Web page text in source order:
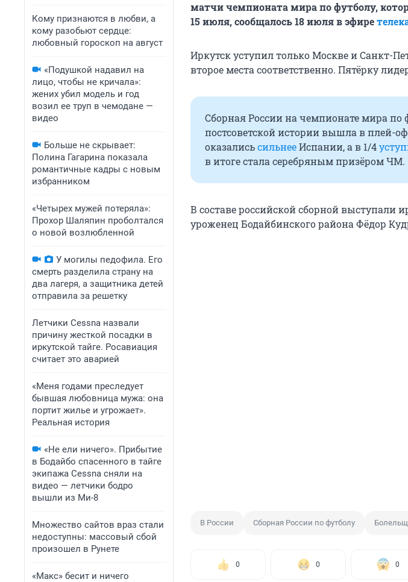
Кому признаются в любви, а
кому разобьют сердце:
любовный гороскоп на август
«Подушкой надавил на
лицо, чтобы не кричала»:
жених убил модель и год
возил ее труп в чемодане —
видео
Больше не скрывает:
Полина Гагарина показала
романтичные кадры с новым
избранником
«Четырех мужей потеряла»:
Прохор Шаляпин проболтался
о новой возлюбленной
У могилы педофила. Его
смерть разделила страну на
два лагеря, а защитника детей
отправила за решетку
Летчики Cessna назвали
причину жесткой посадки в
иркутской тайге. Росавиация
считает это аварией
«Меня годами преследует
бывшая любовница мужа: она
портит жилье и угрожает».
Реальная история
«Не ели ничего». Прибытие
в Бодайбо спасенного в тайге
экипажа Cessna сняли на
видео — летчики бодро
вышли из Ми-8
Множество сайтов враз стали
недоступны: массовый сбой
произошел в Рунете
«Макс» бесит и ничего
матчи чемпионата мира по футболу,
15 июля, сообщалось 18 июля в эфире
Иркутск уступил только Москве и Санкт-
второе места соответственно. Пятёрку
Сборная России на чемпионате мира по
постсоветской истории вышла в плей-
оказалисьсильнееИспании, а в 1/4
в итоге стала серебряным призёром ЧМ.
В составе российской сборной выступали
уроженец Бодайбинского района Фёдор
В России Сборная России по футболу
0 0 0